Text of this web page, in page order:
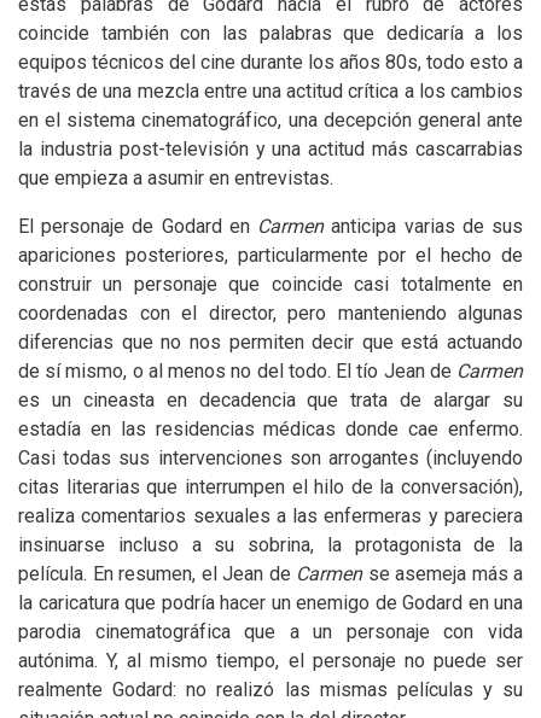
coincide también con las palabras que dedicaría a los
equipos técnicos del cine durante los años 80s, todo esto a
través de una mezcla entre una actitud crítica a los cambios
en el sistema cinematográfico, una decepción general ante
la industria post-televisión y una actitud más cascarrabias
que empieza a asumir en entrevistas.
El personaje de Godard en Carmenanticipa varias de sus
apariciones posteriores, particularmente por el hecho de
construir un personaje que coincide casi totalmente en
coordenadas con el director, pero manteniendo algunas
diferencias que no nos permiten decir que está actuando
de sí mismo, o al menos no del todo. El tío Jean de Carmen
es un cineasta en decadencia que trata de alargar su
estadía en las residencias médicas donde cae enfermo.
Casi todas sus intervenciones son arrogantes (incluyendo
citas literarias que interrumpen el hilo de la conversación),
realiza comentarios sexuales a las enfermeras y pareciera
insinuarse incluso a su sobrina, la protagonista de la
película. En resumen, el Jean de Carmen se asemeja más a
la caricatura que podría hacer un enemigo de Godard en una
parodia cinematográfica que a un personaje con vida
autónima. Y, al mismo tiempo, el personaje no puede ser
realmente Godard: no realizó las mismas películas y su